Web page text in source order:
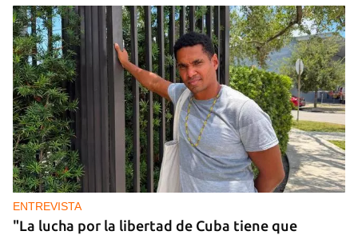
ENTREVISTA
"La lucha por la libertad de Cuba tiene que